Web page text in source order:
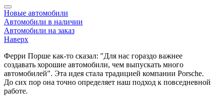
Новые автомобили
Автомобили в наличии
Автомобили на заказ
Наверх
Ферри Порше как-то сказал: "Для нас гораздо важнее
создавать хорошие автомобили, чем выпускать много
автомобилей". Эта идея стала традицией компании Porsche.
До сих пор она точно определяет наш подход к повседневной
работе.